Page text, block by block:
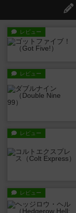
レビュー
レビュー
レビュー
レビュー